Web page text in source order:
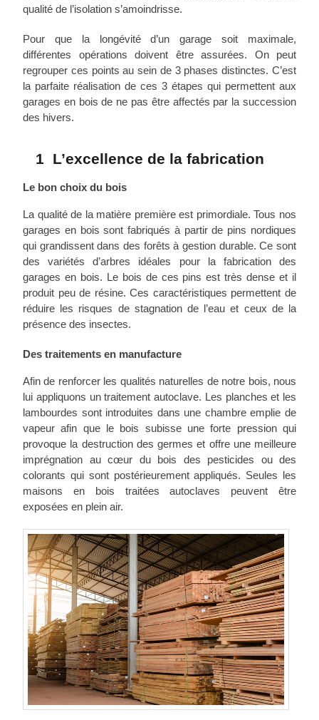
qualité de l’isolation s’amoindrisse.
Pour que la longévité d’un garage soit maximale,
différentes opérations doivent être assurées. On peut
regrouper ces points au sein de 3 phases distinctes. C’est
la parfaite réalisation de ces 3 étapes qui permettent aux
garages en bois de ne pas être affectés par la succession
des hivers.
1 L’excellence de la fabrication
Le bon choix du bois
La qualité de la matière première est primordiale. Tous nos
garages en bois sont fabriqués à partir de pins nordiques
qui grandissent dans des forêts à gestion durable. Ce sont
des variétés d’arbres idéales pour la fabrication des
garages en bois. Le bois de ces pins est très dense et il
produit peu de résine. Ces caractéristiques permettent de
réduire les risques de stagnation de l’eau et ceux de la
présence des insectes.
Des traitements en manufacture
Afin de renforcer les qualités naturelles de notre bois, nous
lui appliquons un traitement autoclave. Les planches et les
lambourdes sont introduites dans une chambre emplie de
vapeur afin que le bois subisse une forte pression qui
provoque la destruction des germes et offre une meilleure
imprégnation au cœur du bois des pesticides ou des
colorants qui sont postérieurement appliqués. Seules les
maisons en bois traitées autoclaves peuvent être
exposées en plein air.